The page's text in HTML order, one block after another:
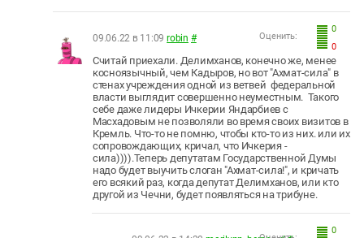
0
0
Оценить:
09.06.22 в 11:09 robin #
Считай приехали. Делимханов, конечно же, менее
косноязычный, чем Кадыров, но вот "Ахмат-сила" в
стенах учреждения одной из ветвей федеральной
власти выглядит совершенно неуместным. Такого
себе даже лидеры Ичкерии Яндарбиев с
Масхадовым не позволяли во время своих визитов в
Кремль. Что-то не помню, чтобы кто-то из них. или их
сопровождающих, кричал, что Ичкерия -
сила)))).Теперь депутатам Государственной Думы
надо будет выучить слоган "Ахмат-сила!", и кричать
его всякий раз, когда депутат Делимханов, или кто
другой из Чечни, будет появляться на трибуне.
0